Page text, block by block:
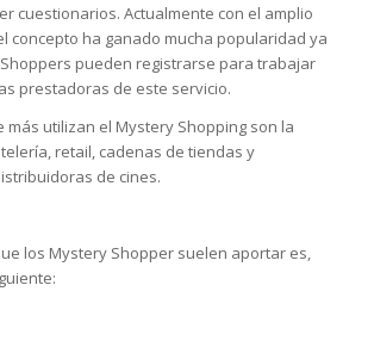
cuestionarios. Actualmente con el amplio
concepto ha ganado mucha popularidad ya
pueden registrarse para trabajar
prestadoras de este servicio.
más utilizan el Mystery Shopping son la
retail, cadenas de tiendas y
de cines.
los Mystery Shopper suelen aportar es,